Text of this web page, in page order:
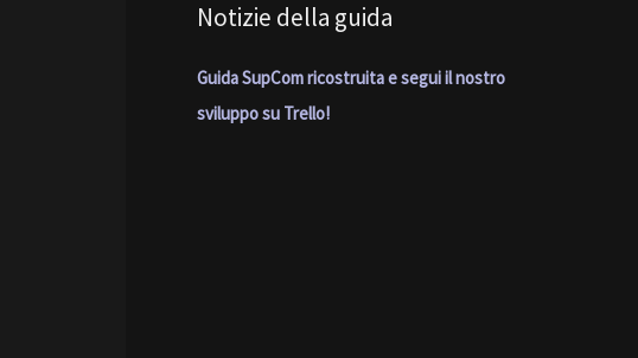
c
Notizie della guida
Guida SupCom ricostruita e segui il nostro
sviluppo su Trello!